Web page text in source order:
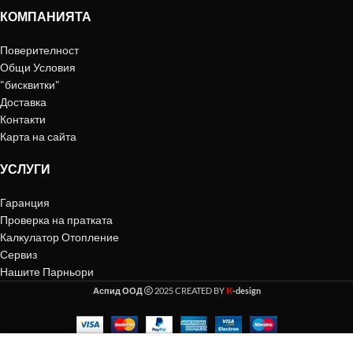
КОМПАНИЯТА
Поверителност
Общи Условия
"бисквитки"
Доставка
Контакти
Карта на сайта
УСЛУГИ
Гаранция
Проверка на пратката
Калкулатор Отопление
Сервиз
Нашите Парньори
Аспид ООД 2025 CREATED BY K-design